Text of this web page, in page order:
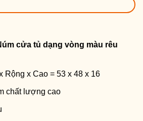
cửa tủ dạng vòng màu rêu
Rộng x Cao = 53 x 48 x 16
chất lượng cao